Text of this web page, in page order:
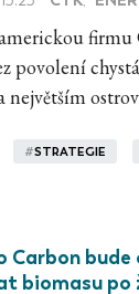
firmu
povolení
#STRATEGIE
Carbon bude
biomasu po